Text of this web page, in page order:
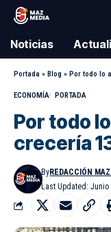
Noticias
Portada » Blog » Por todo lo
ECONOMÍA PORTADA
Por todo
crecería
Last Updated: Junio
ByREDACCIÓN